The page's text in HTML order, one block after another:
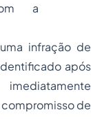
a
infração de
após
compromisso de